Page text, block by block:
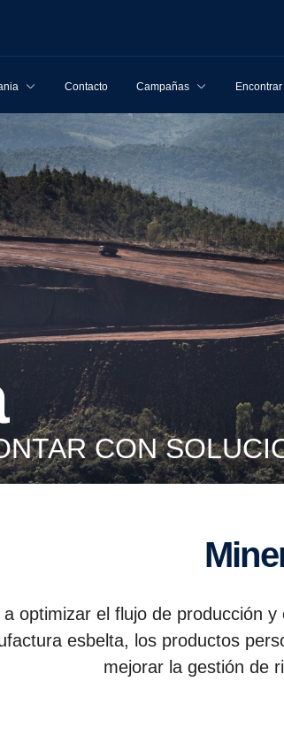
Contacto Campañas
CON
optimizar el flujo de producción
esbelta, los productos
mejorar la gestión de